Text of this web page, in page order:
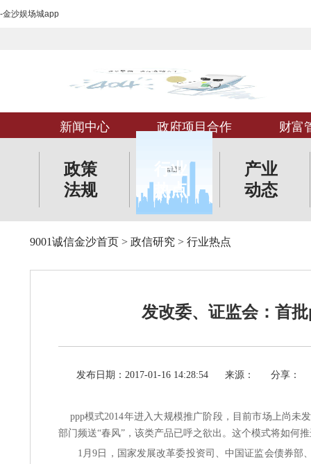
-金沙娱场城app
新闻中心 政府项目合作 财富
政策
法规
行业
热点
产业
动态
9001诚信金沙首页 > 政信研究 > 行业热点
发改委、证监会：首
发布日期：2017-01-16 14:28:54 来源： 分享：
ppp模式2014年进入大规模推广阶段，目前市场上尚未
部门频送“春风”，该类产品已呼之欲出。这个模式将如何
1月9日，国家发展改革委投资司、中国证监会债券部